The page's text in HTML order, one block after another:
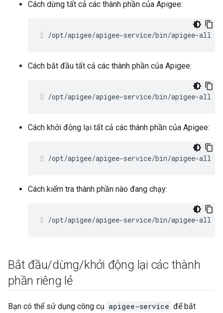
Cách dừng tất cả các thành phần của Apigee:
/opt/apigee/apigee-service/bin/apigee-all
Cách bắt đầu tất cả các thành phần của Apigee:
/opt/apigee/apigee-service/bin/apigee-all
Cách khởi động lại tất cả các thành phần của Apigee:
/opt/apigee/apigee-service/bin/apigee-all
Cách kiểm tra thành phần nào đang chạy:
/opt/apigee/apigee-service/bin/apigee-all
Bắt đầu/dừng/khởi động lại các thành
phần riêng lẻ
Bạn có thể sử dụng công cụ apigee-service để bắt